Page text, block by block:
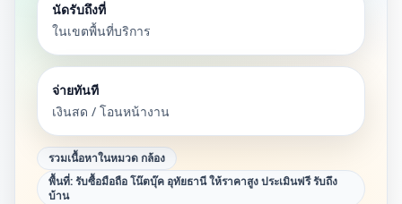
นัดรับถึงที่
ในเขตพื้นที่บริการ
จ่ายทันที
เงินสด / โอนหน้างาน
รวมเนื้อหาในหมวดกล้อง
พื้นที่:รับซื้อมือถือ โน๊ตบุ๊ค อุทัยธานี ให้ราคาสูง ประเมินฟรี รับถึง
บ้าน